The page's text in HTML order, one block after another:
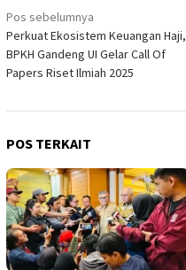
Navigasi
pos
Pos sebelumnya
Perkuat Ekosistem Keuangan Haji,
BPKH Gandeng UI Gelar Call Of
Papers Riset Ilmiah 2025
POS TERKAIT